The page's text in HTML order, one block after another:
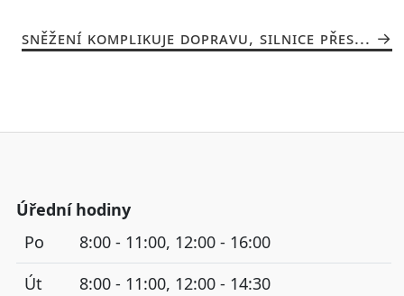
SNĚŽENÍ KOMPLIKUJE DOPRAVU, SILNICE PŘES...
Úřední hodiny
Po
8:00 - 11:00, 12:00 - 16:00
Út
8:00 - 11:00, 12:00 - 14:30